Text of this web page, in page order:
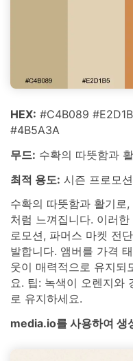
HEX: #C4B089
#4B5A3A
무드: 수확의 따뜻함과
최적 용도: 시즌 프로모
수확의 따뜻함과 활기로
처럼 느껴집니다. 이러
로모션, 파머스 마켓 전
발합니다. 앰버를 가격
웃이 매력적으로 유지되
요. 팁: 녹색이 오렌지와
로 유지하세요.
media.io를 사용하여 생